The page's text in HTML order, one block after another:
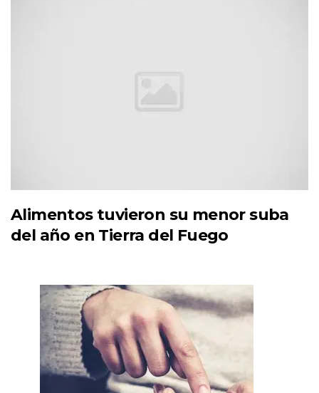
Alimentos tuvieron su menor suba
del año en Tierra del Fuego